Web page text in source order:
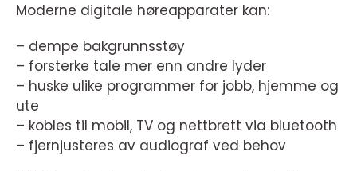
Moderne digitale høreapparater kan:
– dempe bakgrunnsstøy
– forsterke tale mer enn andre lyder
– huske ulike programmer for jobb, hjemme og
ute
– kobles til mobil, TV og nettbrett via bluetooth
– fjernjusteres av audiograf ved behov